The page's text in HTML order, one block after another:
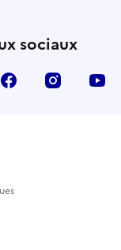
sociaux
Facebook Instagram